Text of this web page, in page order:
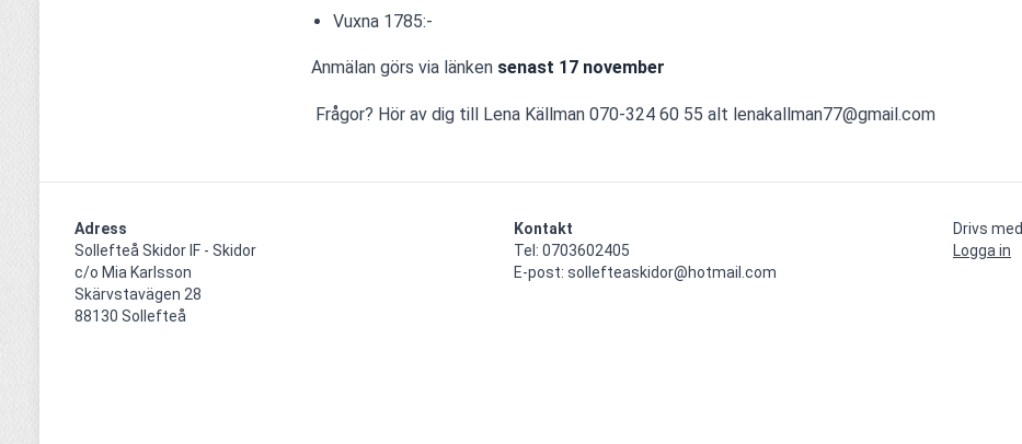
Vuxna 1785:-
Anmälan görs via länken senast 17 november
Frågor? Hör av dig till Lena Källman 070-324 60 55 alt lenakallman77@gmail.com
Adress
Sollefteå Skidor IF - Skidor
c/o Mia Karlsson
Skärvstavägen 28
88130 Sollefteå
Kontakt
Tel: 0703602405
E-post: sollefteaskidor@hotmail.com
Drivs med
Logga in